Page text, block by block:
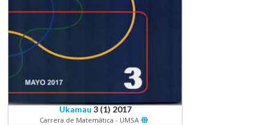
Ukamau 3 (1) 2017
Carrera de Matemática - UMSA